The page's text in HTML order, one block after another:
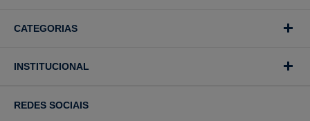
CATEGORIAS
INSTITUCIONAL
REDES SOCIAIS